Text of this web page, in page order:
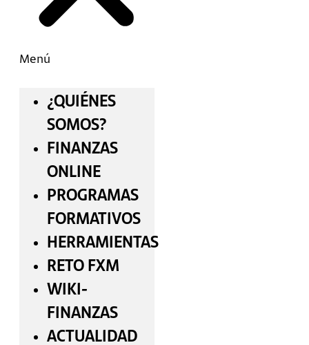
Menú
¿QUIÉNES
SOMOS?
FINANZAS
ONLINE
PROGRAMAS
FORMATIVOS
HERRAMIENTAS
RETO FXM
WIKI-
FINANZAS
ACTUALIDAD